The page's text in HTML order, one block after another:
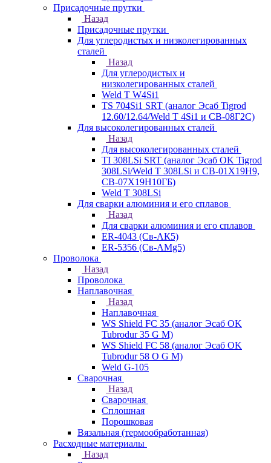
Присадочные прутки
Назад
Присадочные прутки
Для углеродистых и низколегированных
сталей
Назад
Для углеродистых и
низколегированных сталей
Weld T W4Si1
TS 704Si1 SRT (аналог Эсаб Tigrod
12.60/12.64/Weld T 4Si1 и СВ-08Г2С)
Для высоколегированных сталей
Назад
Для высоколегированных сталей
TI 308LSi SRT (аналог Эсаб OK Tigrod
308LSi/Weld T 308LSi и СВ-01Х19Н9,
СВ-07Х19Н10ГБ)
Weld T 308LSi
Для сварки алюминия и его сплавов
Назад
Для сварки алюминия и его сплавов
ER-4043 (Св-АК5)
ER-5356 (Св-АМg5)
Проволока
Назад
Проволока
Наплавочная
Назад
Наплавочная
WS Shield FC 35 (аналог Эсаб OK
Tubrodur 35 G M)
WS Shield FC 58 (аналог Эсаб OK
Tubrodur 58 O G M)
Weld G-105
Сварочная
Назад
Сварочная
Сплошная
Порошковая
Вязальная (термообработанная)
Расходные материалы
Назад